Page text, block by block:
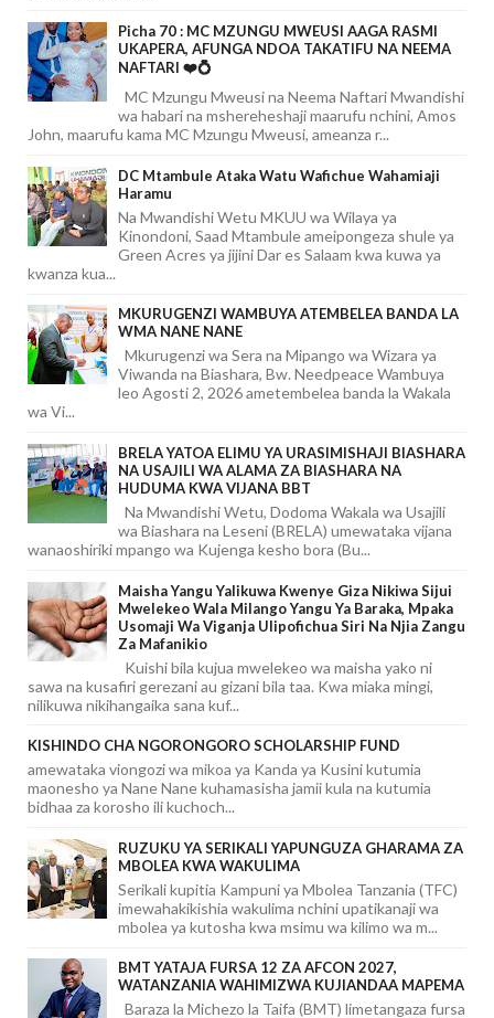
Picha 70 : MC MZUNGU MWEUSI AAGA RASMI
UKAPERA, AFUNGA NDOA TAKATIFU NA NEEMA
NAFTARI ❤️💍
MC Mzungu Mweusi na Neema Naftari Mwandishi
wa habari na mshereheshaji maarufu nchini, Amos
John, maarufu kama MC Mzungu Mweusi, ameanza r...
DC Mtambule Ataka Watu Wafichue Wahamiaji
Haramu
Na Mwandishi Wetu MKUU wa Wilaya ya
Kinondoni, Saad Mtambule ameipongeza shule ya
Green Acres ya jijini Dar es Salaam kwa kuwa ya
kwanza kua...
MKURUGENZI WAMBUYA ATEMBELEA BANDA LA
WMA NANE NANE
Mkurugenzi wa Sera na Mipango wa Wizara ya
Viwanda na Biashara, Bw. Needpeace Wambuya
leo Agosti 2, 2026 ametembelea banda la Wakala
wa Vi...
BRELA YATOA ELIMU YA URASIMISHAJI BIASHARA
NA USAJILI WA ALAMA ZA BIASHARA NA
HUDUMA KWA VIJANA BBT
Na Mwandishi Wetu, Dodoma Wakala wa Usajili
wa Biashara na Leseni (BRELA) umewataka vijana
wanaoshiriki mpango wa Kujenga kesho bora (Bu...
Maisha Yangu Yalikuwa Kwenye Giza Nikiwa Sijui
Mwelekeo Wala Milango Yangu Ya Baraka, Mpaka
Usomaji Wa Viganja Ulipofichua Siri Na Njia Zangu
Za Mafanikio
Kuishi bila kujua mwelekeo wa maisha yako ni
sawa na kusafiri gerezani au gizani bila taa. Kwa miaka mingi,
nilikuwa nikihangaika sana kuf...
KISHINDO CHA NGORONGORO SCHOLARSHIP FUND
amewataka viongozi wa mikoa ya Kanda ya Kusini kutumia
maonesho ya Nane Nane kuhamasisha jamii kula na kutumia
bidhaa za korosho ili kuchoch...
RUZUKU YA SERIKALI YAPUNGUZA GHARAMA ZA
MBOLEA KWA WAKULIMA
Serikali kupitia Kampuni ya Mbolea Tanzania (TFC)
imewahakikishia wakulima nchini upatikanaji wa
mbolea ya kutosha kwa msimu wa kilimo wa m...
BMT YATAJA FURSA 12 ZA AFCON 2027,
WATANZANIA WAHIMIZWA KUJIANDAA MAPEMA
Baraza la Michezo la Taifa (BMT) limetangaza fursa